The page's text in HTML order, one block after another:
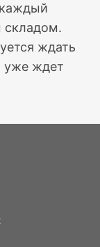
каждый
складом.
ждать
уже ждет